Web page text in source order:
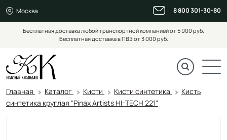
Москва 8 800 301-30-80
Бесплатная доставка любой транспортной компанией от 5 900 руб.
Бесплатная доставка в ПВЗ от 3 000 руб.
Главная Каталог Кисти Кисти синтетика
Кисть
синтетика круглая "Pinax Artists HI-TECH 221"